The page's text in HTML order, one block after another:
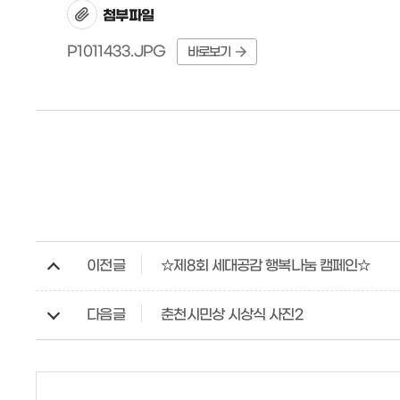
첨부파일
P1011433.JPG 바로보기
이전글 ☆제8회 세대공감 행복나눔 캠페인☆
다음글 춘천시민상 시상식 사진2